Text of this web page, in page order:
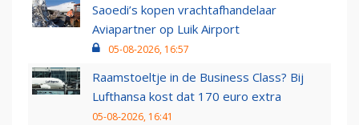
Saoedi’s kopen vrachtafhandelaar
Aviapartner op Luik Airport
05-08-2026, 16:57
Raamstoeltje in de Business Class? Bij
Lufthansa kost dat 170 euro extra
05-08-2026, 16:41